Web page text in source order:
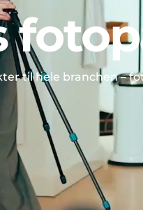
til hele branchen –